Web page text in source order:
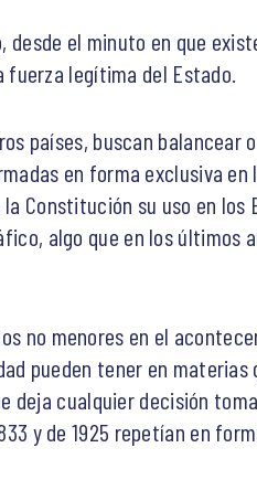
el minuto en que
fuerza legítima del Estado.
países, buscan balancear
en forma exclusiva en
Constitución su uso en los
algo que en los últimos
no menores en el
pueden tener en materias
deja cualquier decisión
y de 1925 repetían en